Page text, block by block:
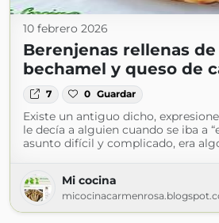
10 febrero 2026
Berenjenas rellenas
bechamel y queso de
7 0 Guardar
Existe un antiguo dicho,
le decía a alguien cuando se iba a
asunto difícil y complicado, era
Mi cocina